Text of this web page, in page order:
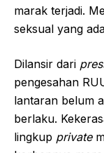
marak terjadi.
seksual yang
Dilansir dari
pengesahan
lantaran belum
berlaku.
lingkup private